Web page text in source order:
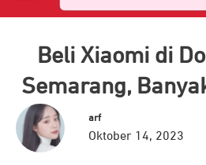
Beli Xiaomi di
Semarang,
arf
Oktober 14, 2023